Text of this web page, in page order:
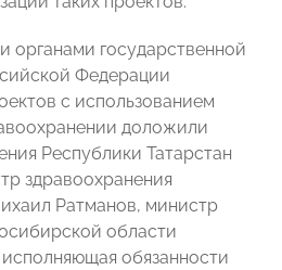
органами государственной
Федерации
с использованием
доложили
Республики Татарстан
здравоохранения
Ратманов, министр
области
обязанности